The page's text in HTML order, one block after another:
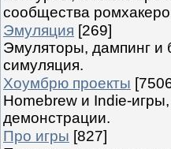
сообщества
Эмуляция [269]
Эмуляторы, дампинг и
симуляция.
Хоумбрю проекты
Homebrew и Indie-
демонстрации.
Про игры [827]